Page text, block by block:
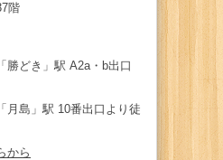
階
勝どき」駅 A2a・b出口
月島」駅 10番出口より徒
から